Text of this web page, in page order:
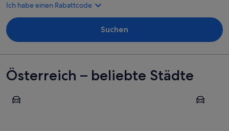
Ich habe einen Rabattcode
Suchen
Österreich – beliebte Städte
Wien Zell am